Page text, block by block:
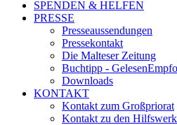
SPENDEN & HELFEN
PRESSE
Presseaussendungen
Pressekontakt
Die Malteser Zeitung
Buchtipp -
Downloads
KONTAKT
Kontakt zum Großpriorat
Kontakt zu den